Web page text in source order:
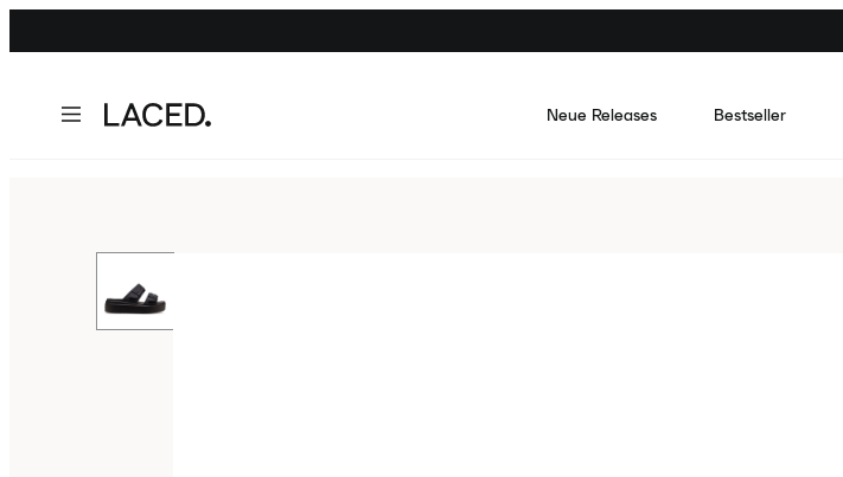
Neue Releases Bestseller